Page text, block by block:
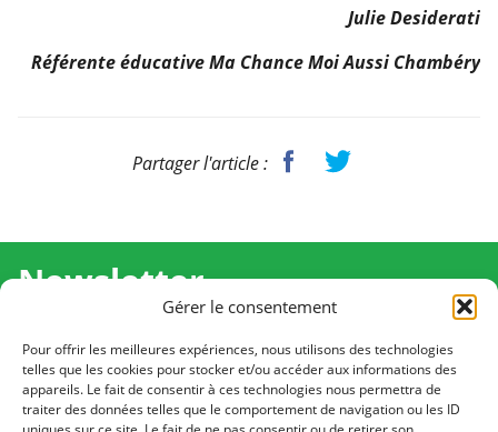
Gérer le consentement
Pour offrir les meilleures expériences, nous utilisons des technologies
telles que les cookies pour stocker et/ou accéder aux informations des
appareils. Le fait de consentir à ces technologies nous permettra de
traiter des données telles que le comportement de navigation ou les ID
Julie Desiderati
Référente éducative Ma Chance Moi Aussi Chambéry
Partager l'article :
Newsletter
Recevez l'actualité de Ma Chance Moi Aussi pour en
savoir plus sur nos temps forts et nos résultats.
Cliquez pour vous inscrire